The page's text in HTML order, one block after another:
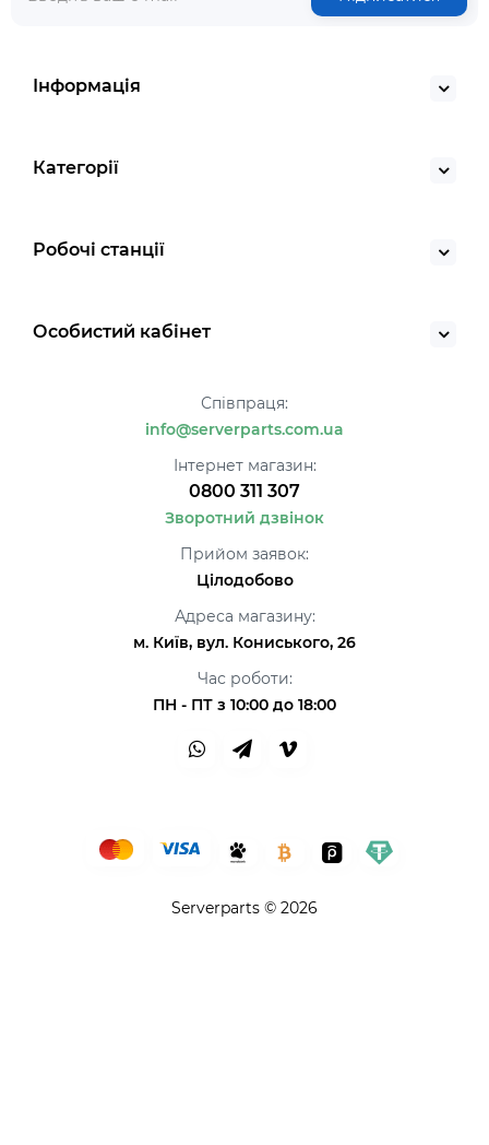
Інформація
Категорії
Робочі станції
Особистий кабінет
Співпраця:
info@serverparts.com.ua
Інтернет магазин:
0800 311 307
Зворотний дзвінок
Прийом заявок:
Цілодобово
Адреса магазину:
м. Київ, вул. Кониського, 26
Час роботи:
ПН - ПТ з 10:00 до 18:00
Serverparts © 2026